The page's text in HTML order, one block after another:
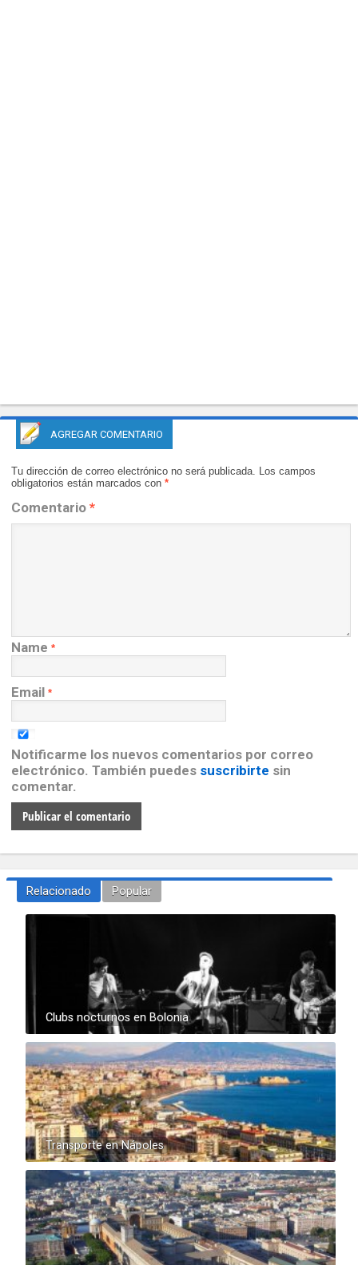
AGREGAR COMENTARIO
Tu dirección de correo electrónico no será publicada. Los campos
obligatorios están marcados con *
Comentario *
Name *
Email *
Notificarme los nuevos comentarios por correo
electrónico. También puedes suscribirte sin
comentar.
Relacionado Popular
Clubs nocturnos en Bolonia
Transporte en Nápoles